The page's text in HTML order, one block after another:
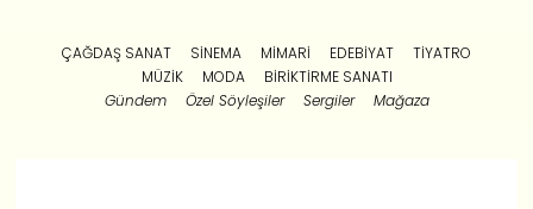
ÇAĞDAŞ SANAT SINEMA MIMARI EDEBIYAT
TIYATRO
MÜZIK
MODA
BIRIKTIRME SANATI
Gündem
Özel Söyleşiler Sergiler Mağaza